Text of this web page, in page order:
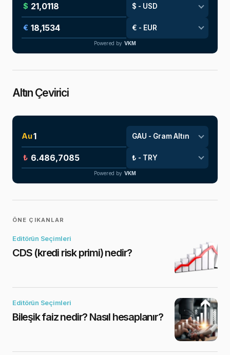
$
€
Powered by VKM
Altın Çevirici
Au
₺
Powered by VKM
ÖNE ÇIKANLAR
Editörün Seçimleri
CDS (kredi risk primi) nedir?
Editörün Seçimleri
Bileşik faiz nedir? Nasıl hesaplanır?